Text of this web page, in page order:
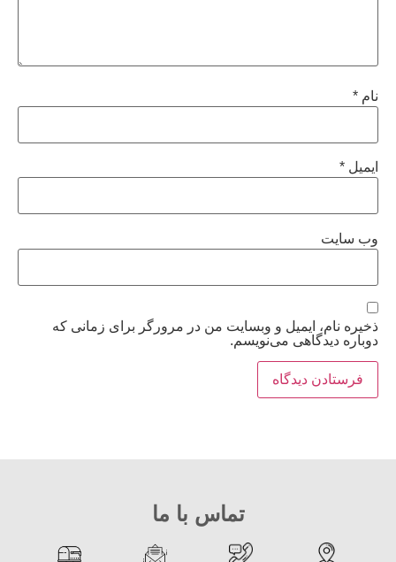
نام *
ایمیل *
وب‌ سایت
ذخیره نام، ایمیل و وبسایت من در مرورگر برای زمانی که
دوباره دیدگاهی می‌نویسم.
تماس با ما